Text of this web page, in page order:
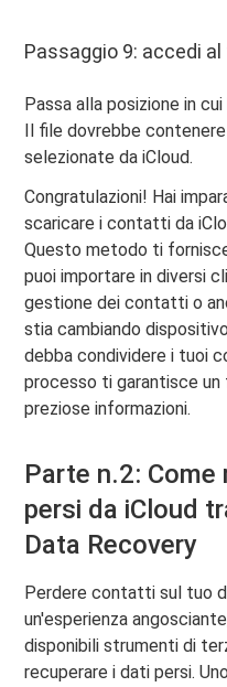
Passaggio 9: accedi
Passa alla posizione in
Il file dovrebbe
selezionate da iCloud.
Congratulazioni! Hai
scaricare i contatti da
Questo metodo ti
puoi importare in diversi
gestione dei contatti o
stia cambiando
debba condividere i tuoi
processo ti garantisce
preziose informazioni.
Parte n.2:
persi da iCloud
Data Recovery
Perdere contatti sul tuo
un'esperienza
disponibili strumenti di
recuperare i dati persi.